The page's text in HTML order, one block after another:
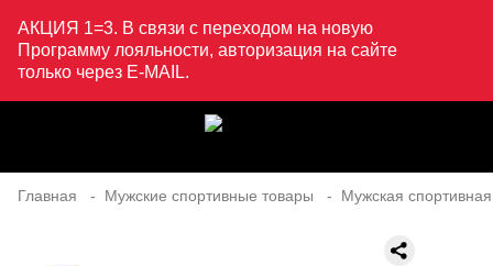
АКЦИЯ 1=3. В связи с переходом на новую
Программу лояльности, авторизация на сайте
только через E-MAIL.
Главная Мужские спортивные товары Мужская